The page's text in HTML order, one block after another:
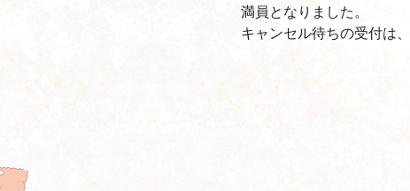
満員となりました。
キャンセル待ちの受付は、